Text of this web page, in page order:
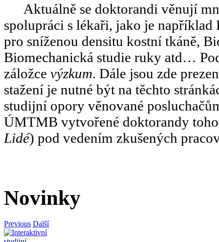
Aktuálně se doktorandi věnují
spolupráci s lékaři, jako je
pro sníženou densitu kostní tkáně,
Biomechanická studie ruky atd…
záložce výzkum. Dále jsou zde
stažení je nutné být na těchto
studijní opory věnované
ÚMTMB vytvořené doktorandy
Lidé) pod vedením zkušených
Novinky
Previous Další